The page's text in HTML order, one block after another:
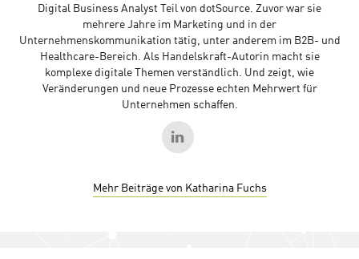
Digital Business Analyst Teil von dotSource. Zuvor war sie
mehrere Jahre im Marketing und in der
Unternehmenskommunikation tätig, unter anderem im B2B- und
Healthcare-Bereich. Als Handelskraft-Autorin macht sie
komplexe digitale Themen verständlich. Und zeigt, wie
Veränderungen und neue Prozesse echten Mehrwert für
Unternehmen schaffen.
Mehr Beiträge von Katharina Fuchs